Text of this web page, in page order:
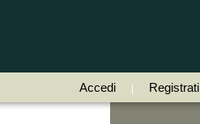
Accedi Registrati